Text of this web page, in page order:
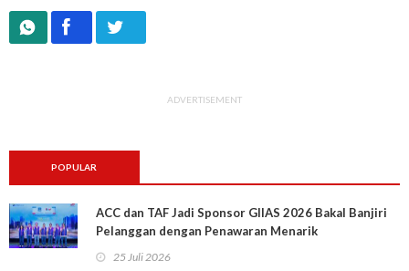
ADVERTISEMENT
POPULAR
ACC dan TAF Jadi Sponsor GIIAS 2026 Bakal Banjiri
Pelanggan dengan Penawaran Menarik
25 Juli 2026